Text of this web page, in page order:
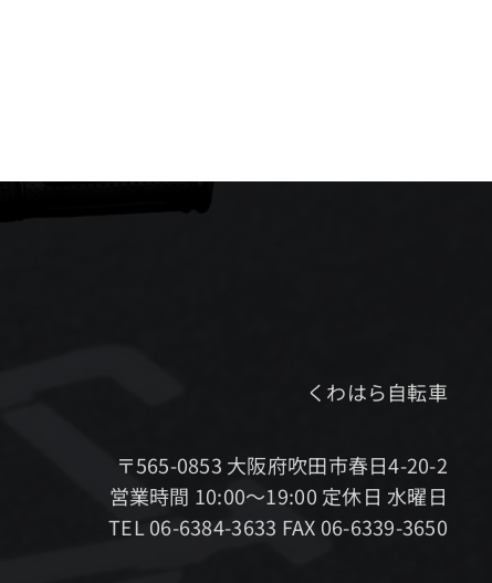
くわはら自転車
〒565-0853 大阪府吹田市春日4-20-2
営業時間 10:00～19:00 定休日 水曜日
TEL 06-6384-3633 FAX 06-6339-3650